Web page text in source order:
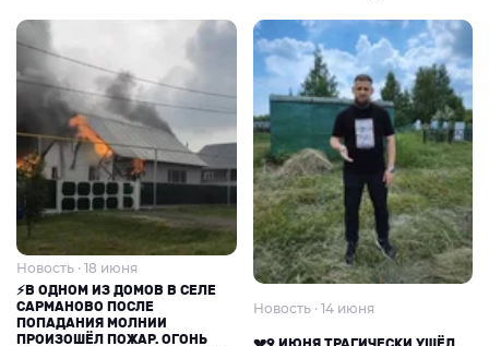
Новость · 18 июня
⚡В ОДНОМ ИЗ ДОМОВ В СЕЛЕ
САРМАНОВО ПОСЛЕ
ПОПАДАНИЯ МОЛНИИ
ПРОИЗОШЁЛ ПОЖАР. ОГОНЬ
Новость · 14 июня